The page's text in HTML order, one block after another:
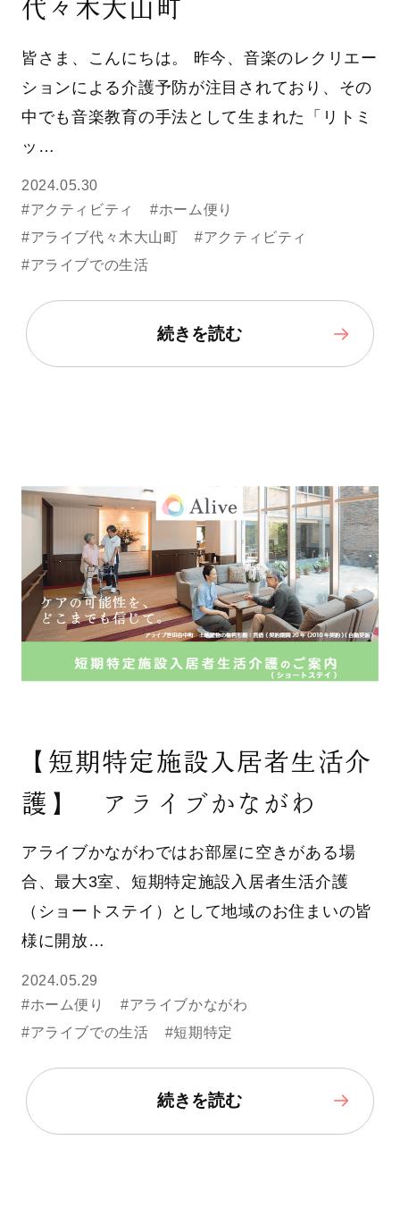
代々木大山町
皆さま、こんにちは。 昨今、音楽のレクリエー
ションによる介護予防が注目されており、その
中でも音楽教育の手法として生まれた「リトミ
ッ…
2024.05.30
#アクティビティ
#ホーム便り
#アライブ代々木大山町
#アクティビティ
#アライブでの生活
続きを読む
【短期特定施設入居者生活介
護】 アライブかながわ
アライブかながわではお部屋に空きがある場
合、最大3室、短期特定施設入居者生活介護
（ショートステイ）として地域のお住まいの皆
様に開放…
2024.05.29
#ホーム便り
#アライブかながわ
#アライブでの生活
#短期特定
続きを読む